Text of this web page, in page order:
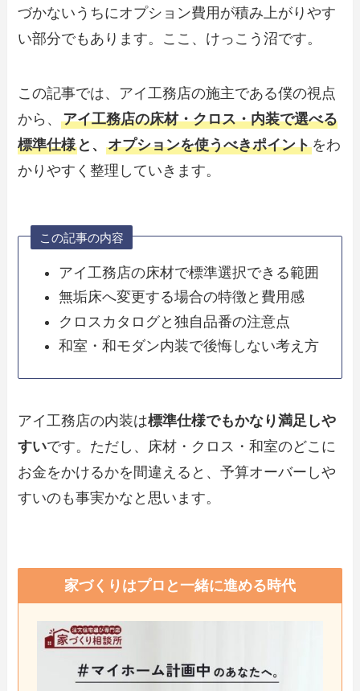
づかないうちにオプション費用が積み上がりやす
い部分でもあります。ここ、けっこう沼です。
この記事では、アイ工務店の施主である僕の視点
から、アイ工務店の床材・クロス・内装で選べる
標準仕様 と、オプションを使うべきポイントをわ
かりやすく整理していきます。
この記事の内容
アイ工務店の床材で標準選択できる範囲
無垢床へ変更する場合の特徴と費用感
クロスカタログと独自品番の注意点
和室・和モダン内装で後悔しない考え方
アイ工務店の内装は標準仕様でもかなり満足しや
すいです。ただし、床材・クロス・和室のどこに
お金をかけるかを間違えると、予算オーバーしや
すいのも事実かなと思います。
家づくりはプロと一緒に進める時代